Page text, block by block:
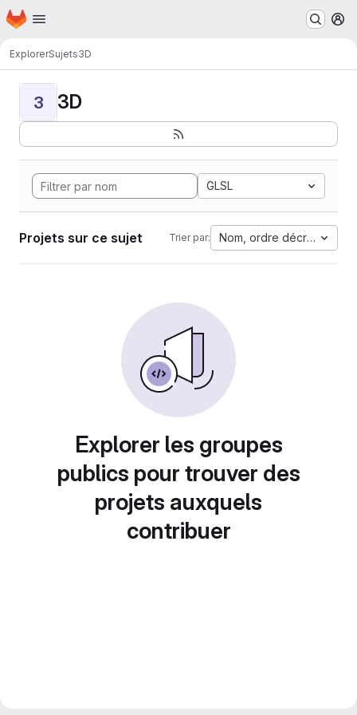
Passer au contenu principal
Page d'accueil
ExplorerSujets3D
3 3D
GLSL
Projets sur ce sujet Trier par: Nom, ordre décroissant
Explorer les groupes
publics pour trouver des
projets auxquels
contribuer